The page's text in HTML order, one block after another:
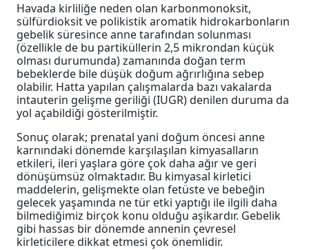
Havada kirliliğe neden olan karbonmonoksit,
sülfürdioksit ve polikistik aromatik hidrokarbonların
gebelik süresince anne tarafından solunması
(özellikle de bu partiküllerin 2,5 mikrondan küçük
olması durumunda) zamanında doğan term
bebeklerde bile düşük doğum ağrırlığına sebep
olabilir. Hatta yapılan çalışmalarda bazı vakalarda
intauterin gelişme geriliği (IUGR) denilen duruma da
yol açabildiği gösterilmiştir.
Sonuç olarak; prenatal yani doğum öncesi anne
karnındaki dönemde karşılaşılan kimyasalların
etkileri, ileri yaşlara göre çok daha ağır ve geri
dönüşümsüz olmaktadır. Bu kimyasal kirletici
maddelerin, gelişmekte olan fetüste ve bebeğin
gelecek yaşamında ne tür etki yaptığı ile ilgili daha
bilmediğimiz birçok konu olduğu aşikardır. Gebelik
gibi hassas bir dönemde annenin çevresel
kirleticilere dikkat etmesi çok önemlidir.